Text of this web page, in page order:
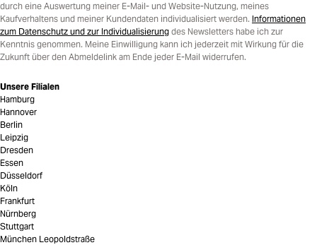
durch eine Auswertung meiner E-Mail- und Website-Nutzung, meines
Kaufverhaltens und meiner Kundendaten individualisiert werden. Informationen
zum Datenschutz und zur Individualisierung des Newsletters habe ich zur
Kenntnis genommen. Meine Einwilligung kann ich jederzeit mit Wirkung für die
Zukunft über den Abmeldelink am Ende jeder E-Mail widerrufen.
Unsere Filialen
Hamburg
Hannover
Berlin
Leipzig
Dresden
Essen
Düsseldorf
Köln
Frankfurt
Nürnberg
Stuttgart
München Leopoldstraße